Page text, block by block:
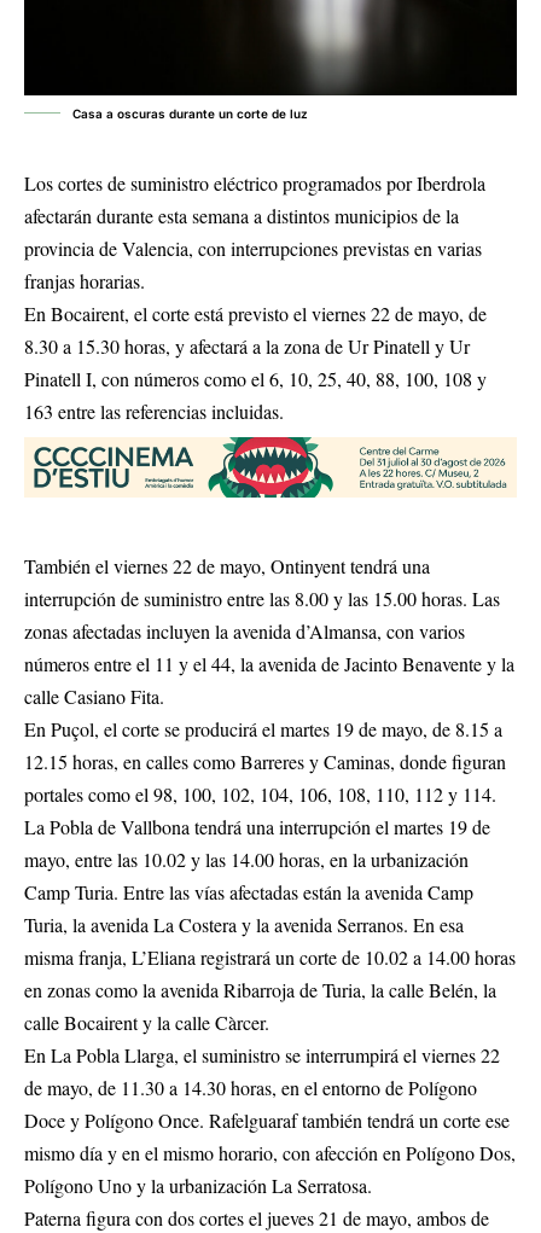
Casa a oscuras durante un corte de luz
Los cortes de suministro eléctrico programados por Iberdrola
afectarán durante esta semana a distintos municipios de la
provincia de Valencia, con interrupciones previstas en varias
franjas horarias.
En Bocairent, el corte está previsto el viernes 22 de mayo, de
8.30 a 15.30 horas, y afectará a la zona de Ur Pinatell y Ur
Pinatell I, con números como el 6, 10, 25, 40, 88, 100, 108 y
163 entre las referencias incluidas.
También el viernes 22 de mayo, Ontinyent tendrá una
interrupción de suministro entre las 8.00 y las 15.00 horas. Las
zonas afectadas incluyen la avenida d’Almansa, con varios
números entre el 11 y el 44, la avenida de Jacinto Benavente y la
calle Casiano Fita.
En Puçol, el corte se producirá el martes 19 de mayo, de 8.15 a
12.15 horas, en calles como Barreres y Caminas, donde figuran
portales como el 98, 100, 102, 104, 106, 108, 110, 112 y 114.
La Pobla de Vallbona tendrá una interrupción el martes 19 de
mayo, entre las 10.02 y las 14.00 horas, en la urbanización
Camp Turia. Entre las vías afectadas están la avenida Camp
Turia, la avenida La Costera y la avenida Serranos. En esa
misma franja, L’Eliana registrará un corte de 10.02 a 14.00 horas
en zonas como la avenida Ribarroja de Turia, la calle Belén, la
calle Bocairent y la calle Càrcer.
En La Pobla Llarga, el suministro se interrumpirá el viernes 22
de mayo, de 11.30 a 14.30 horas, en el entorno de Polígono
Doce y Polígono Once. Rafelguaraf también tendrá un corte ese
mismo día y en el mismo horario, con afección en Polígono Dos,
Polígono Uno y la urbanización La Serratosa.
Paterna figura con dos cortes el jueves 21 de mayo, ambos de